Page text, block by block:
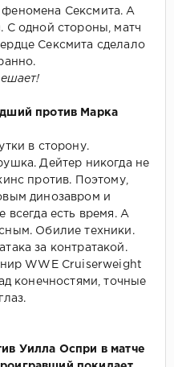
Сексмита. А
С одной стороны, матч
Сексмита сделало
против Марка
в сторону.
Дейтер никогда не
против. Поэтому,
динозавром и
всегда есть время. А
Обилие техники.
за контратакой.
WWE Cruiserweight
конечностями, точные
Уилла Оспри в матче